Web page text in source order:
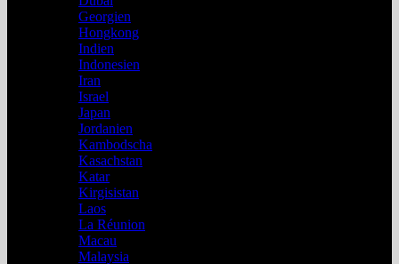
Georgien
Hongkong
Indien
Indonesien
Iran
Israel
Japan
Jordanien
Kambodscha
Kasachstan
Katar
Kirgisistan
Laos
La Réunion
Macau
Malaysia